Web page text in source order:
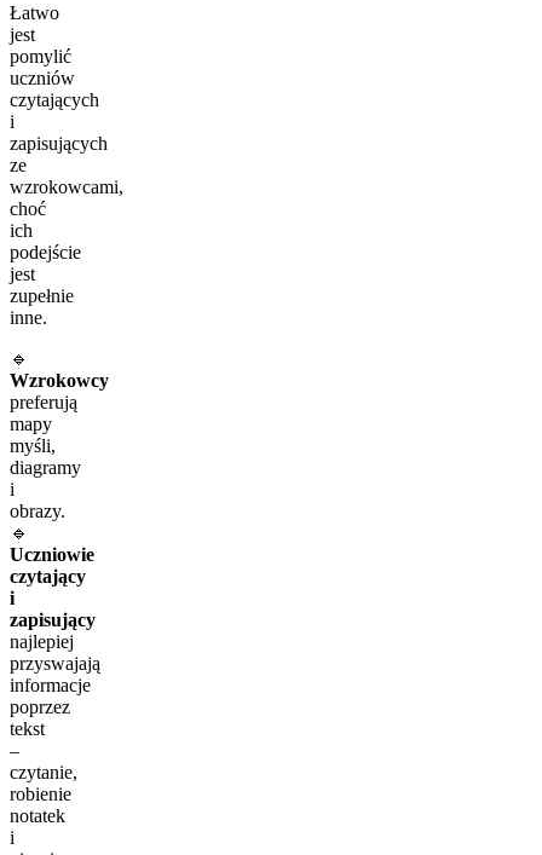
Łatwo
jest
pomylić
uczniów
czytających
i
zapisujących
ze
wzrokowcami,
choć
ich
podejście
jest
zupełnie
inne.
🔹
Wzrokowcy
preferują
mapy
myśli,
diagramy
i
obrazy.
🔹
Uczniowie
czytający
i
zapisujący
najlepiej
przyswajają
informacje
poprzez
tekst
–
czytanie,
robienie
notatek
i